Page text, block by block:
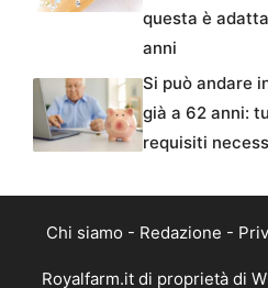
questa è
anni
Si può andare
già a 62 anni:
requisiti
Chi siamo - Redazione -
Royalfarm.it di proprietà di